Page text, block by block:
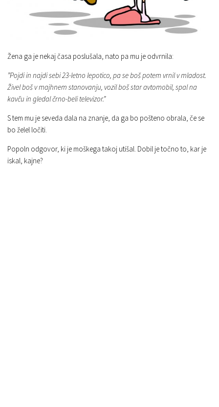
Žena ga je nekaj časa poslušala, nato pa mu je odvrnila:
”Pojdi in najdi sebi 23-letno lepotico, pa se boš potem vrnil v mladost.
Živel boš v majhnem stanovanju, vozil boš star avtomobil, spal na
kavču in gledal črno-beli televizor.”
S tem mu je seveda dala na znanje, da ga bo pošteno obrala, če se
bo želel ločiti.
Popoln odgovor, ki je moškega takoj utišal. Dobil je točno to, kar je
iskal, kajne?